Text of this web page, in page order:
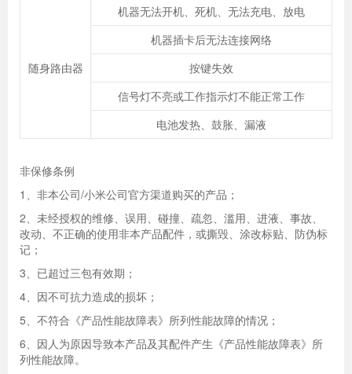
随身路由器
机器无法开机、死机、无法充电、放电
机器插卡后无法连接网络
按键失效
信号灯不亮或工作指示灯不能正常工作
电池发热、鼓胀、漏液
非保修条例
1、非本公司/小米公司官方渠道购买的产品；
2、未经授权的维修、误用、碰撞、疏忽、滥用、进液、事故、
改动、不正确的使用非本产品配件，或撕毁、涂改标贴、防伪标
记；
3、已超过三包有效期；
4、因不可抗力造成的损坏；
5、不符合《产品性能故障表》所列性能故障的情况；
6、因人为原因导致本产品及其配件产生《产品性能故障表》所
列性能故障。